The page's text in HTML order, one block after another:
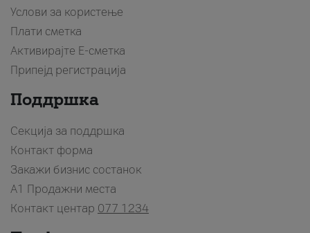
Услови за користење
Плати сметка
Активирајте Е-сметка
Припејд регистрација
Поддршка
Секција за поддршка
Контакт форма
Закажи бизнис состанок
A1 Продажни места
Контакт центар 077 1234